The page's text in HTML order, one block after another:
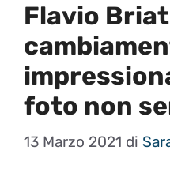
Flavio
foto non
13 Marzo 2021 di